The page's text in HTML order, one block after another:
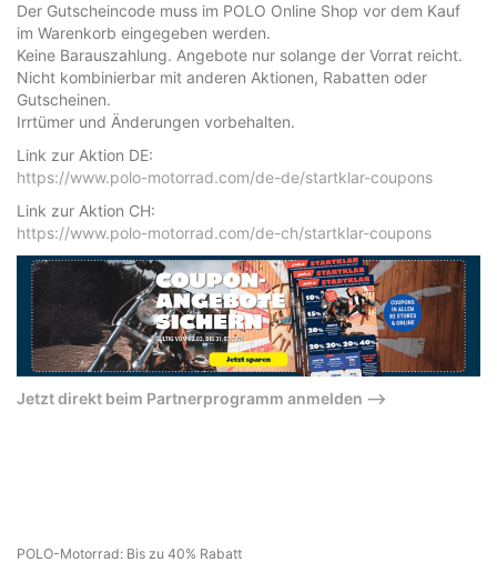
Der Gutscheincode muss im POLO Online Shop vor dem Kauf
im Warenkorb eingegeben werden.
Keine Barauszahlung. Angebote nur solange der Vorrat reicht.
Nicht kombinierbar mit anderen Aktionen, Rabatten oder
Gutscheinen.
Irrtümer und Änderungen vorbehalten.
Link zur Aktion DE:
https://www.polo-motorrad.com/de-de/startklar-coupons
Link zur Aktion CH:
https://www.polo-motorrad.com/de-ch/startklar-coupons
Jetzt direkt beim Partnerprogramm anmelden –>
POLO-Motorrad: Bis zu 40% Rabatt